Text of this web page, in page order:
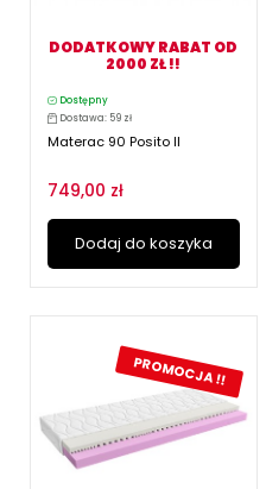
DODATKOWY RABAT OD
2000 ZŁ !!
Dostępny
Dostawa: 59 zł
Materac 90 Posito II
749,00 zł
Dodaj do koszyka
PROMOCJA !!